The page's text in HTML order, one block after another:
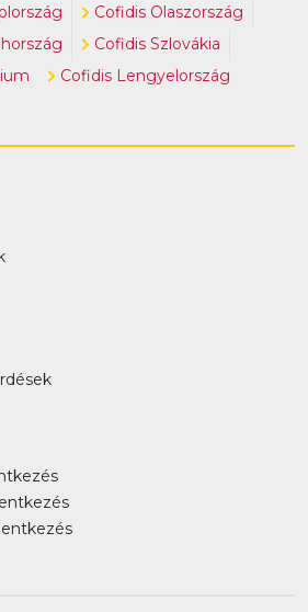
Cofidis Olaszország
Cofidis Szlovákia
Cofidis Lengyelország